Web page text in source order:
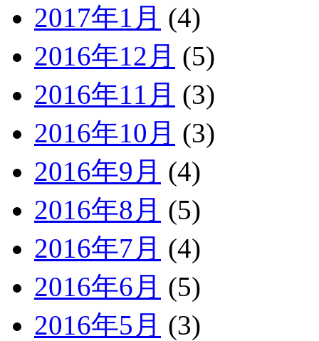
2017年1月 (4)
2016年12月 (5)
2016年11月 (3)
2016年10月 (3)
2016年9月 (4)
2016年8月 (5)
2016年7月 (4)
2016年6月 (5)
2016年5月 (3)